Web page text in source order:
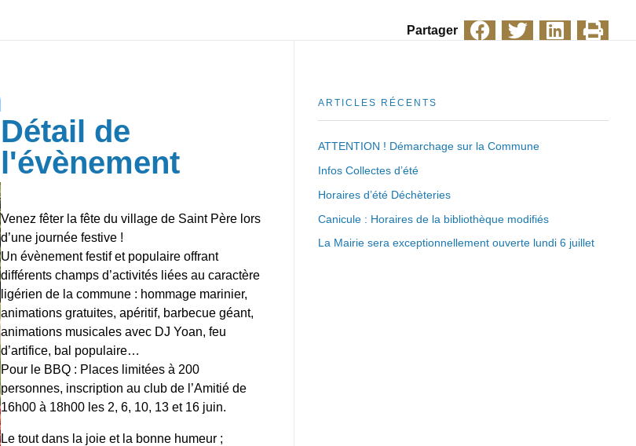
Partager
Détail de
l'évènement
Venez fêter la fête du village de Saint Père lors
d’une journée festive !
Un évènement festif et populaire offrant
différents champs d’activités liées au caractère
ligérien de la commune : hommage marinier,
animations gratuites, apéritif, barbecue géant,
animations musicales avec DJ Yoan, feu
d’artifice, bal populaire…
Pour le BBQ : Places limitées à 200
personnes, inscription au club de l’Amitié de
16h00 à 18h00 les 2, 6, 10, 13 et 16 juin.
Le tout dans la joie et la bonne humeur ;
ARTICLES RÉCENTS
ATTENTION ! Démarchage sur la Commune
Infos Collectes d’été
Horaires d’été Déchèteries
Canicule : Horaires de la bibliothèque modifiés
La Mairie sera exceptionnellement ouverte lundi 6 juillet